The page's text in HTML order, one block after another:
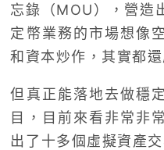
忘錄（MOU），營造
定幣業務的市場想像
和資本炒作，其實都
但真正能落地去做穩
目，目前來看非常非
出了十多個虛擬資產